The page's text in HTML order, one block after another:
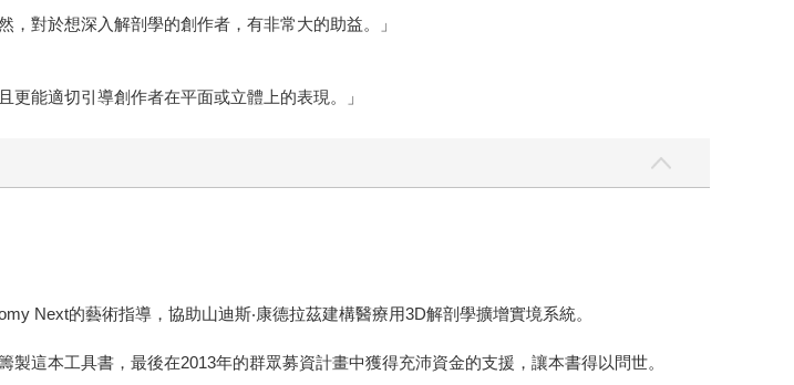
，對於想深入解剖學的創作者，有非常大的助益。」
更能適切引導創作者在平面或立體上的表現。」
Next的藝術指導，協助山迪斯‧康德拉茲建構醫療用3D解剖學擴增實境系統。
這本工具書，最後在2013年的群眾募資計畫中獲得充沛資金的支援，讓本書得以問世。